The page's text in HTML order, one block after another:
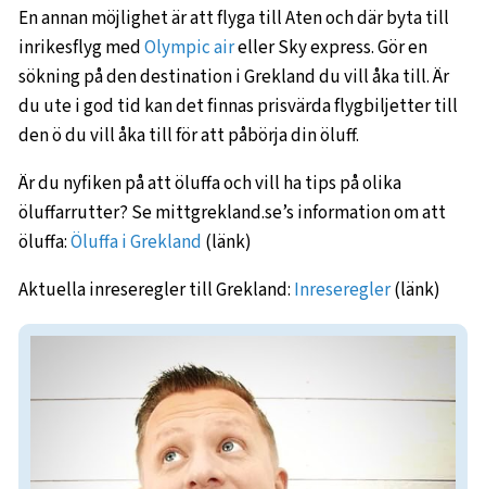
En annan möjlighet är att flyga till Aten och där byta till
inrikesflyg medOlympic aireller Sky express. Gör en
sökning på den destination i Grekland du vill åka till. Är
du ute i god tid kan det finnas prisvärda flygbiljetter till
den ö du vill åka till för att påbörja din öluff.
Är du nyfiken på att öluffa och vill ha tips på olika
öluffarrutter? Se mittgrekland.se’s information om att
öluffa:Öluffa i Grekland (länk)
Aktuella inreseregler till Grekland: Inreseregler(länk)